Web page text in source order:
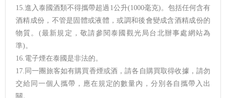
15.進入泰國酒類不得攜帶超過1公升(1000毫克)。包括任何含有
酒精成份，不管是固體或液體，或調和後會變成含酒精成份的
物質。(最新規定，敬請參閱泰國觀光局台北辦事處網站為
準)。
16.電子煙在泰國是非法的。
17.同一團旅客如有購買香煙或酒，請各自購買取得收據，請勿
交給同一個人攜帶，應在規定的數量內，分別各自攜帶入出
關。